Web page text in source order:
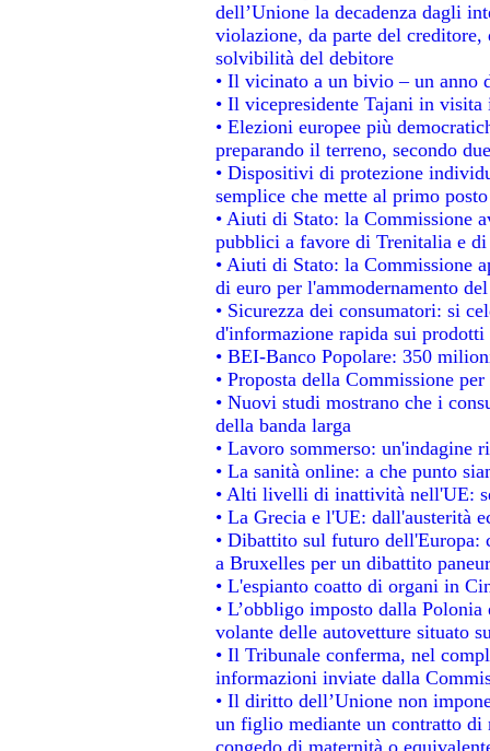
dell’Unione la decadenza dagli
violazione, da parte del
solvibilità del debitore
• Il vicinato a un bivio – un anno
• Il vicepresidente Tajani in
• Elezioni europee più
preparando il terreno, secondo
• Dispositivi di protezione
semplice che mette al primo
• Aiuti di Stato: la Commissione
pubblici a favore di Trenitalia e
• Aiuti di Stato: la Commissione
di euro per l'ammodernamento
• Sicurezza dei consumatori: si
d'informazione rapida sui
• BEI-Banco Popolare: 350
• Proposta della Commissione
• Nuovi studi mostrano che i
della banda larga
• Lavoro sommerso: un'indagine
• La sanità online: a che punto
• Alti livelli di inattività nell'UE:
• La Grecia e l'UE: dall'austerità
• Dibattito sul futuro
a Bruxelles per un dibattito
• L'espianto coatto di organi in
• L’obbligo imposto dalla
volante delle autovetture situato
• Il Tribunale conferma, nel
informazioni inviate dalla
• Il diritto dell’Unione non
un figlio mediante un contratto di
congedo di maternità o